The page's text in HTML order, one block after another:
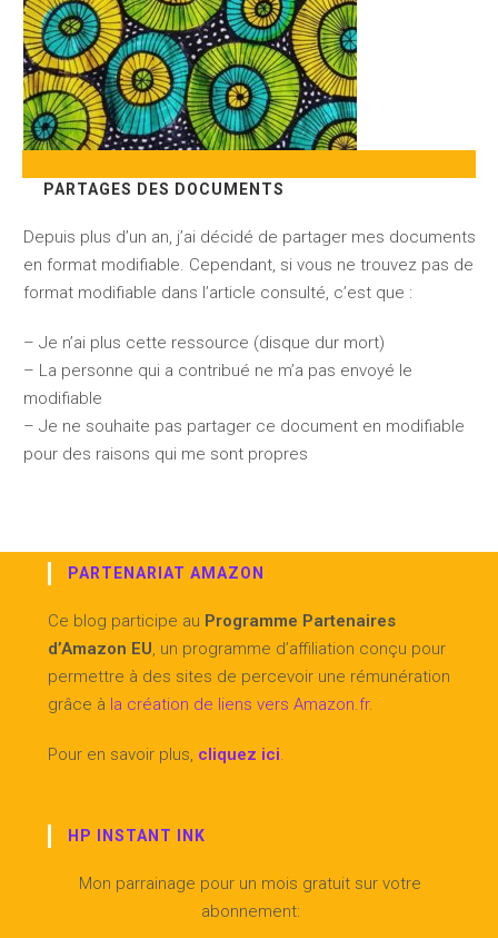
PARTAGES DES DOCUMENTS
Depuis plus d’un an, j’ai décidé de partager mes documents
en format modifiable. Cependant, si vous ne trouvez pas de
format modifiable dans l’article consulté, c’est que :
– Je n’ai plus cette ressource (disque dur mort)
– La personne qui a contribué ne m’a pas envoyé le
modifiable
– Je ne souhaite pas partager ce document en modifiable
pour des raisons qui me sont propres
PARTENARIAT AMAZON
Ce blog participe au Programme Partenaires
d’Amazon EU, un programme d’affiliation conçu pour
permettre à des sites de percevoir une rémunération
grâce à la création de liens vers Amazon.fr.
Pour en savoir plus, cliquez ici.
HP INSTANT INK
Mon parrainage pour un mois gratuit sur votre
abonnement: